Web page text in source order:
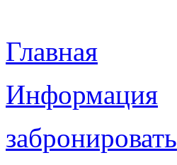
Главная
Информация
забронировать